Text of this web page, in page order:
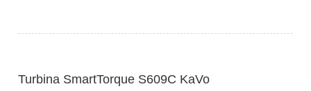
Turbina SmartTorque S609C KaVo